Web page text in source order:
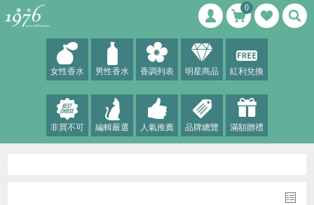
0
女性香水 男性香水 香調列表 明星商品 紅利兌換
非買不可 編輯嚴選 人氣推薦 品牌總覽 滿額贈禮